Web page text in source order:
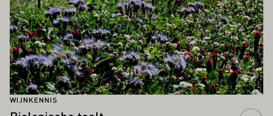
WIJNKENNIS